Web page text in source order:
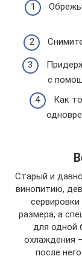
с
Как
Старый и
винопитию,
размера, а
для одной
охлаждения
после